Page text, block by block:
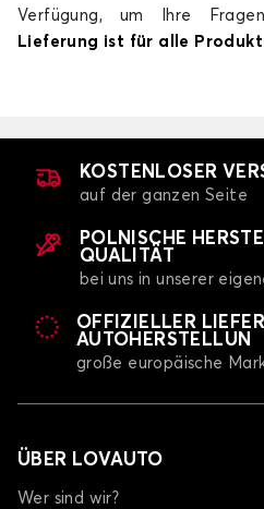
Verfügung, um Ihre
Lieferung ist für alle
KOSTENLOSER
auf der ganzen Seite
POLNISCHE
QUALITÄT
bei uns in unserer
OFFIZIELLER
AUTOHERSTELLUN
große europäische
ÜBER LOVAUTO
Wer sind wir?